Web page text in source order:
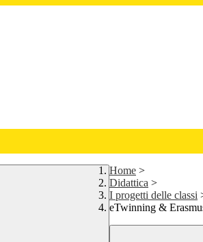
Home >
Didattica >
I progetti delle classi
eTwinning &